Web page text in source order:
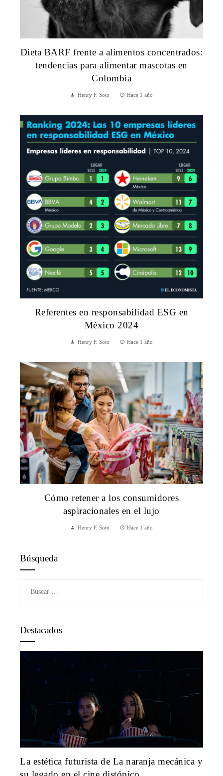
Dieta BARF frente a alimentos concentrados:
tendencias para alimentar mascotas en
Colombia
Henry F. Soto Hace 1 año
Referentes en responsabilidad ESG en
México 2024
Henry F. Soto Hace 1 año
Cómo retener a los consumidores
aspiracionales en el lujo
Henry F. Soto Hace 1 año
Búsqueda
Destacados
La estética futurista de La naranja mecánica y